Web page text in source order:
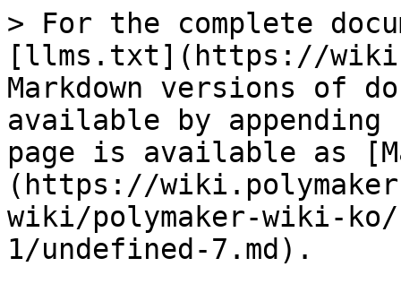
> For the complete
[llms.txt](https://
Markdown versions of
available by
page is available as
(https://
wiki/polymaker-wiki-
1/undefined-7.md).